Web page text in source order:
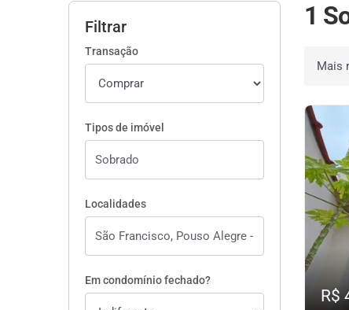
Filtrar
Transação
Tipos de imóvel
Localidades
Em condomínio fechado?
1
R$